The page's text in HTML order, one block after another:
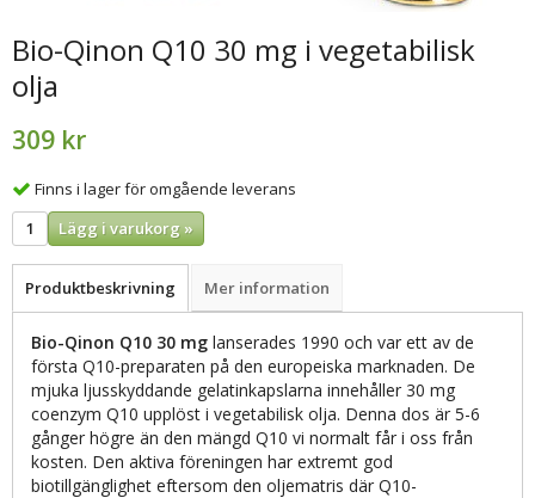
Bio-Qinon Q10 30 mg i vegetabilisk
olja
309 kr
Finns i lager för omgående leverans
Lägg i varukorg »
Produktbeskrivning Mer information
Bio-Qinon Q10 30 mg lanserades 1990 och var ett av de
första Q10-preparaten på den europeiska marknaden. De
mjuka ljusskyddande gelatinkapslarna innehåller 30 mg
coenzym Q10 upplöst i vegetabilisk olja. Denna dos är 5-6
gånger högre än den mängd Q10 vi normalt får i oss från
kosten. Den aktiva föreningen har extremt god
biotillgänglighet eftersom den oljematris där Q10-